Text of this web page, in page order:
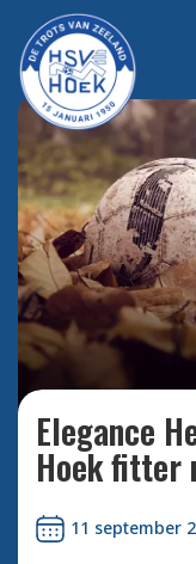
Elegance
Hoek fitter
11 september